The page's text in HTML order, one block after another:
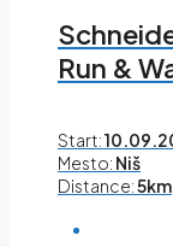
Run &
Start:
Mesto: Niš
Distance:5km